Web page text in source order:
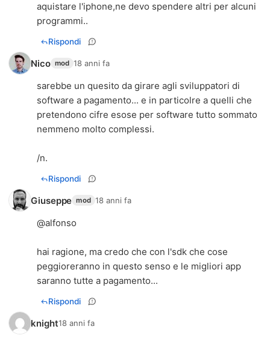
aquistare l'iphone,ne devo spendere altri per alcuni
programmi..
Rispondi
Nico mod 18 anni fa
sarebbe un quesito da girare agli sviluppatori di
software a pagamento... e in particolre a quelli che
pretendono cifre esose per software tutto sommato
nemmeno molto complessi.
/n.
Rispondi
Giuseppe mod 18 anni fa
@alfonso
hai ragione, ma credo che con l'sdk che cose
peggioreranno in questo senso e le migliori app
saranno tutte a pagamento...
Rispondi
knight18 anni fa